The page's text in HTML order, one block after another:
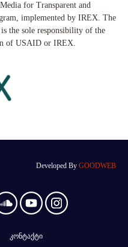
for Transparent and
implemented by IREX. The
the sole responsibility of the
of USAID or IREX.
Developed By GOODWEB
კონტაქტი